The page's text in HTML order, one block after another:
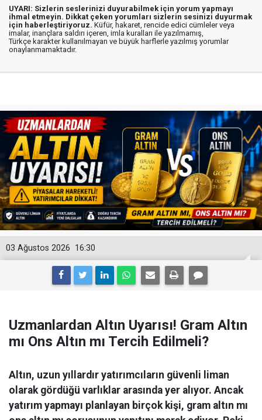
UYARI: Sizlerin seslerinizi duyurabilmek için yorum yapmayı
ihmal etmeyin. Dikkat çeken yorumları sizlerin sesinizi duyurmak
için haberleştiriyoruz. Küfür, hakaret, rencide edici cümleler veya
imalar, inançlara saldırı içeren, imla kuralları ile yazılmamış,
Türkçe karakter kullanılmayan ve büyük harflerle yazılmış yorumlar
onaylanmamaktadır.
16:30
03 Ağustos 2026
Uzmanlardan Altın Uyarısı! Gram Altın
mı Ons Altın mı Tercih Edilmeli?
Altın, uzun yıllardır yatırımcıların güvenli liman
olarak gördüğü varlıklar arasında yer alıyor. Ancak
yatırım yapmayı planlayan birçok kişi, gram altın mı